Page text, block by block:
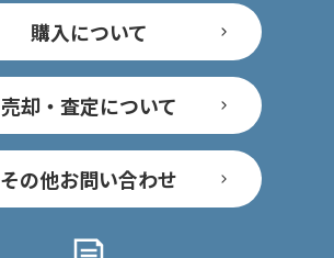
購入について
売却・査定について
その他お問い合わせ